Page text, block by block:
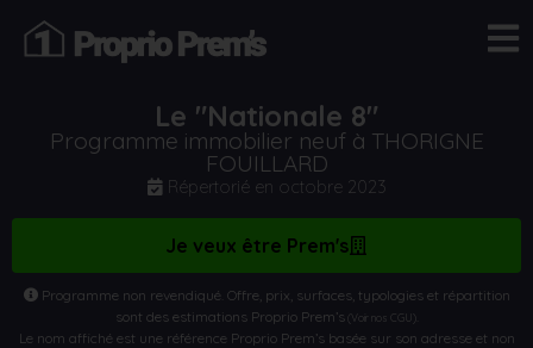
Le "Nationale 8"
Programme immobilier neuf à THORIGNE
FOUILLARD
Répertorié en octobre 2023
Je veux être Prem's
Programme non revendiqué. Offre, prix, surfaces, typologies et répartition
sont des estimations Proprio Prem’s(Voir nos CGU)
Le nom affiché est une référence Proprio Prem’s basée sur son adresse et non